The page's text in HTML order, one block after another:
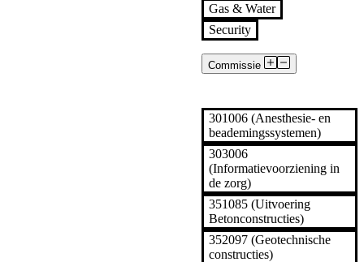
Gas & Water
Security
Commissie
301006 (Anesthesie- en
beademingssystemen)
303006
(Informatievoorziening in
de zorg)
351085 (Uitvoering
Betonconstructies)
352097 (Geotechnische
constructies)